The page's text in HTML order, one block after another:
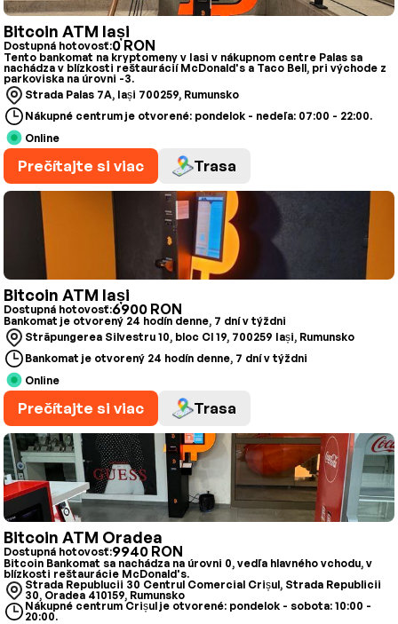
Bitcoin ATM Iași
Dostupná hotovosť:0 RON
Tento bankomat na kryptomeny v Iasi v nákupnom centre Palas sa
nachádza v blízkosti reštaurácií McDonald's a Taco Bell, pri východe z
parkoviska na úrovni -3.
Strada Palas 7A, Iași 700259, Rumunsko
Nákupné centrum je otvorené: pondelok - nedeľa: 07:00 - 22:00.
Online
Prečítajte si viac Trasa
Bitcoin ATM Iași
Dostupná hotovosť:6900 RON
Bankomat je otvorený 24 hodín denne, 7 dní v týždni
Străpungerea Silvestru 10, bloc Cl 19, 700259 Iași, Rumunsko
Bankomat je otvorený 24 hodín denne, 7 dní v týždni
Online
Prečítajte si viac Trasa
Bitcoin ATM Oradea
Dostupná hotovosť:9940 RON
Bitcoin Bankomat sa nachádza na úrovni 0, vedľa hlavného vchodu, v
blízkosti reštaurácie McDonald's.
Strada Republucii 30 Centrul Comercial Crișul, Strada Republicii
30, Oradea 410159, Rumunsko
Nákupné centrum Crișul je otvorené: pondelok - sobota: 10:00 -
20:00.